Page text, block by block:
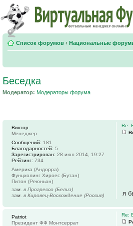
Список форумов ‹ Национальные
Беседка
Модератор: Модераторы форума
Re:
я
Виктор
Менеджер
Сообщений: 181
Благодарностей: 5
Зарегистрирован: 28 июл 2014, 19:27
Рейтинг: 734
Америка (Андорра)
Фунцхолинг Хироес (Бутан)
Питон (Реюньон)
зам. в Прогрессо (Белиз)
зам. в Кировец-Восхождение (Россия)
Re:
Patriot
Президент ФФ Монтсеррат